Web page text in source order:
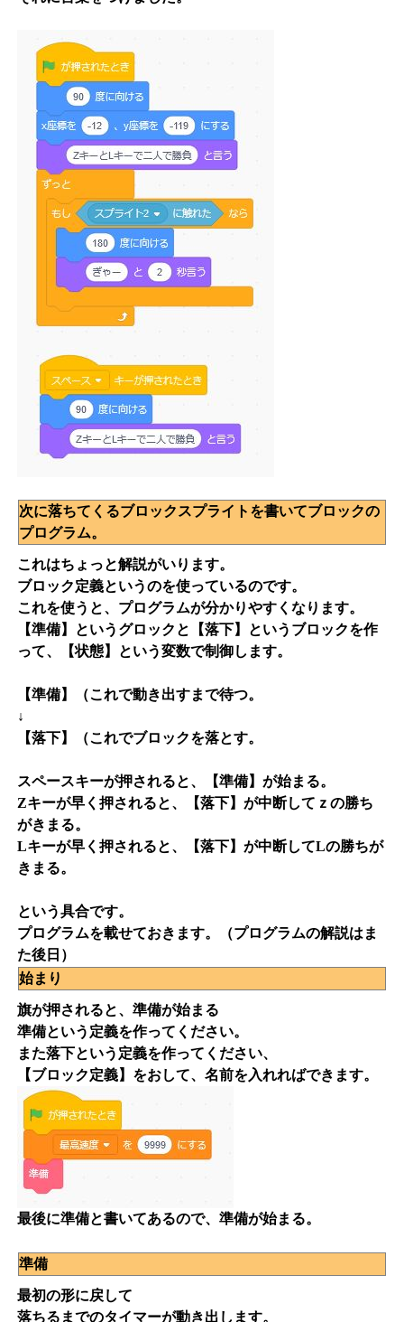
次に落ちてくるブロックスプライトを書いてブロックの
プログラム。
これはちょっと解説がいります。
ブロック定義というのを使っているのです。
これを使うと、プログラムが分かりやすくなります。
【準備】というグロックと【落下】というブロックを作
って、【状態】という変数で制御します。
【準備】（これで動き出すまで待つ。
↓
【落下】（これでブロックを落とす。
スペースキーが押されると、【準備】が始まる。
Zキーが早く押されると、【落下】が中断してｚの勝ち
がきまる。
Lキーが早く押されると、【落下】が中断してLの勝ちが
きまる。
という具合です。
プログラムを載せておきます。（プログラムの解説はま
た後日）
始まり
旗が押されると、準備が始まる
準備という定義を作ってください。
また落下という定義を作ってください、
【ブロック定義】をおして、名前を入れればできます。
最後に準備と書いてあるので、準備が始まる。
準備
最初の形に戻して
落ちるまでのタイマーが動き出します。